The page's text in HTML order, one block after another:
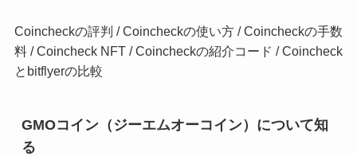
Coincheckの評判 /Coincheckの使い方/Coincheckの手数
料/Coincheck NFT/Coincheckの紹介コード /Coincheck
とbitflyerの比較
GMOコイン（ジーエムオーコイン）について知
る